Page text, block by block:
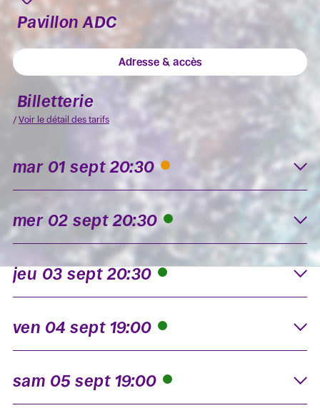
Pavillon ADC
Adresse & accès
Billetterie
/ Voir le détail des tarifs
mar 01 sept 20:30
mer 02 sept 20:30
jeu 03 sept 20:30
ven 04 sept 19:00
sam 05 sept 19:00